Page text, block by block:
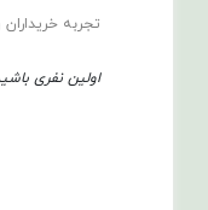
تجربه
اولین نفری